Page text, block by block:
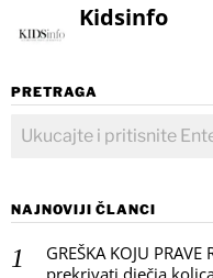
Kidsinfo
PRETRAGA
NAJNOVIJI ČLANCI
GREŠKA KOJU
prekrivati dječja